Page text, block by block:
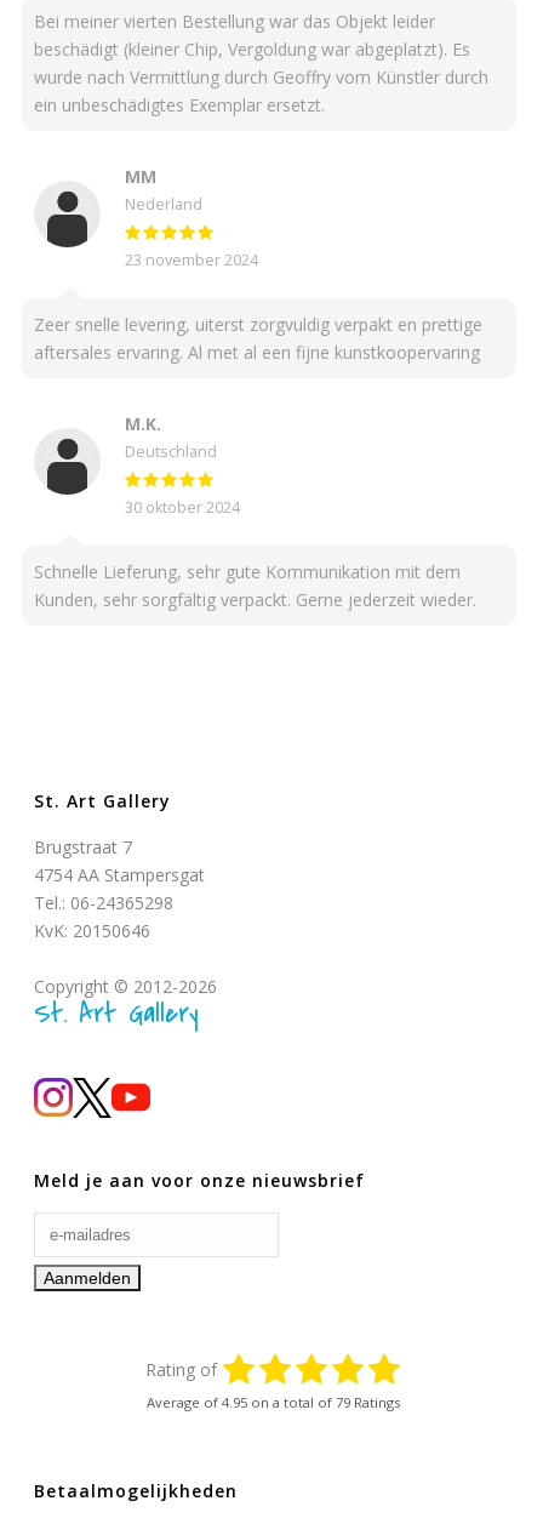
Bei meiner vierten Bestellung war das Objekt leider
beschädigt (kleiner Chip, Vergoldung war abgeplatzt). Es
wurde nach Vermittlung durch Geoffry vom Künstler durch
ein unbeschädigtes Exemplar ersetzt.
MM
Nederland
23 november 2024
Zeer snelle levering, uiterst zorgvuldig verpakt en prettige
aftersales ervaring. Al met al een fijne kunstkoopervaring
M.K.
Deutschland
30 oktober 2024
Schnelle Lieferung, sehr gute Kommunikation mit dem
Kunden, sehr sorgfältig verpackt. Gerne jederzeit wieder.
St. Art Gallery
Brugstraat 7
4754 AA Stampersgat
Tel.: 06-24365298
KvK: 20150646
Copyright © 2012-2026
St. Art Gallery
Meld je aan voor onze nieuwsbrief
Rating of
Average of 4.95 on a total of 79 Ratings
Betaalmogelijkheden